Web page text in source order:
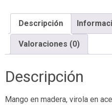
Descripción
Valoraciones (0)
Descripción
Mango en madera, virola en